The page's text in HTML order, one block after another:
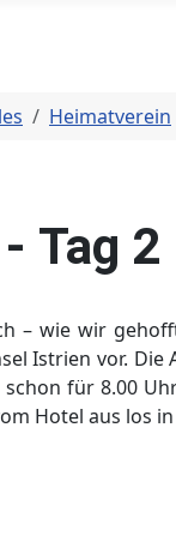
Heimatverein
Tag
– wie wir
Istrien vor.
für 8.00
Hotel aus los